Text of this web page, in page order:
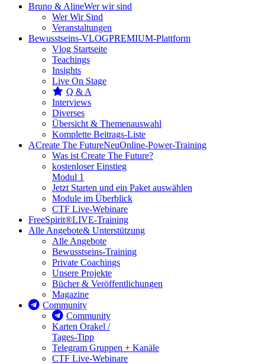
Bruno & AlineWer wir sind
Wer Wir Sind
Veranstaltungen
Bewusstseins-VLOGPREMIUM-Plattform
Vlog Startseite
Teachings
Insights
Live On Stage
Q & A
Interviews
Diverses
Übersicht & Themenauswahl
Komplette Beitrags-Liste
ACreate The FutureNeuOnline-Power-Training
Was ist Create The Future?
kostenloser Einstieg
Modul 1
Jetzt Starten und ein Paket auswählen
Module im Überblick
CTF Live-Webinare
FreeSpirit®LIVE-Training
Alle Angebote& Unterstützung
Alle Angebote
Bewusstseins-Training
Private Coachings
Unsere Projekte
Bücher & Veröffentlichungen
Magazine
Community
Community
Karten Orakel /
Tages-Tipp
Telegram Gruppen + Kanäle
CTF Live-Webinare